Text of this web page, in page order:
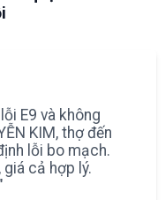
E9 và không
KIM, thợ đến
lỗi bo mạch.
cả hợp lý.